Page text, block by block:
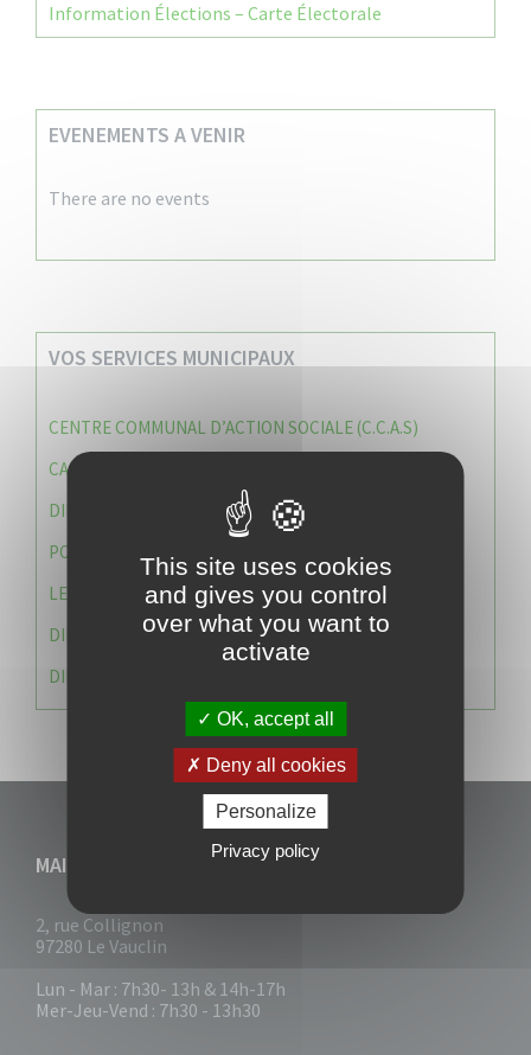
Information Élections – Carte Électorale
EVENEMENTS A VENIR
There are no events
VOS SERVICES MUNICIPAUX
CENTRE COMMUNAL D’ACTION SOCIALE (C.C.A.S)
CAISSE DES ÉCOLES
DIRECTION DES SERVICES TECHNIQUES
POLICE MUNICIPALE
LE CABINET DU MAIRE
DIRECTION DES RESSOURCES ET MOYENS
DIRECTION DU DEVELLOPPEMENT URBAIN DURABL
MAIRIE DU VAUCLIN
2, rue Collignon
97280 Le Vauclin
Lun - Mar : 7h30- 13h & 14h-17h
Mer-Jeu-Vend : 7h30 - 13h30
This site uses cookies
and gives you control
over what you want to
activate
OK, accept all
Deny all cookies
Personalize
Privacy policy